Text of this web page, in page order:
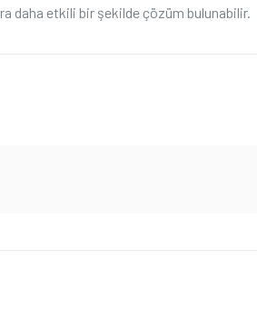
daha etkili bir şekilde çözüm bulunabilir.